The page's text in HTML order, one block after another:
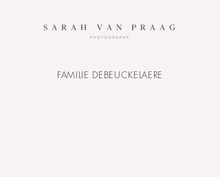
FAMILIE DEBEUCKELAERE